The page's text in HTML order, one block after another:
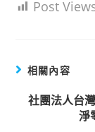
Post
相關內容
社團法人台
淨